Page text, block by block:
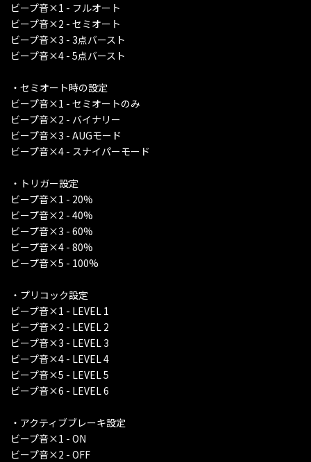
ビープ音×1 - フルオート
ビープ音×2 - セミオート
ビープ音×3 - 3点バースト
ビープ音×4 - 5点バースト
・セミオート時の設定
ビープ音×1 - セミオートのみ
ビープ音×2 - バイナリー
ビープ音×3 - AUGモード
ビープ音×4 - スナイパーモード
・トリガー設定
ビープ音×1 - 20%
ビープ音×2 - 40%
ビープ音×3 - 60%
ビープ音×4 - 80%
ビープ音×5 - 100%
・プリコック設定
ビープ音×1 - LEVEL 1
ビープ音×2 - LEVEL 2
ビープ音×3 - LEVEL 3
ビープ音×4 - LEVEL 4
ビープ音×5 - LEVEL 5
ビープ音×6 - LEVEL 6
・アクティブブレーキ設定
ビープ音×1 - ON
ビープ音×2 - OFF